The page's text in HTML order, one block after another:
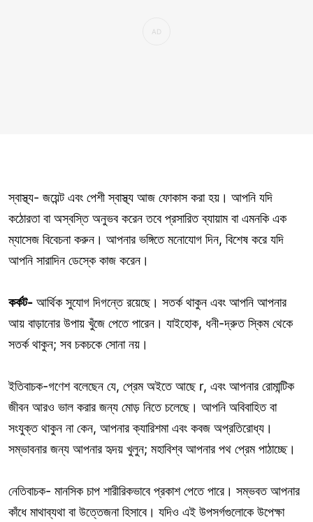
স্বাস্থ্য- জয়েন্ট এবং পেশী স্বাস্থ্য আজ ফোকাস করা হয়। আপনি যদি
কঠোরতা বা অস্বস্তি অনুভব করেন তবে প্রসারিত ব্যায়াম বা এমনকি এক
ম্যাসেজ বিবেচনা করুন। আপনার ভঙ্গিতে মনোযোগ দিন, বিশেষ করে যদি
আপনি সারাদিন ডেস্কে কাজ করেন।
কর্কট- আর্থিক সুযোগ দিগন্তে রয়েছে। সতর্ক থাকুন এবং আপনি আপনার
আয় বাড়ানোর উপায় খুঁজে পেতে পারেন। যাইহোক, ধনী-দ্রুত স্কিম থেকে
সতর্ক থাকুন; সব চকচকে সোনা নয়।
ইতিবাচক-গণেশ বলেছেন যে, প্রেম অইতে আছে r, এবং আপনার রোমান্টিক
জীবন আরও ভাল করার জন্য মোড় নিতে চলেছে। আপনি অবিবাহিত বা
সংযুক্ত থাকুন না কেন, আপনার ক্যারিশমা এবং কবজ অপ্রতিরোধ্য।
সম্ভাবনার জন্য আপনার হৃদয় খুলুন; মহাবিশ্ব আপনার পথ প্রেম পাঠাচ্ছে।
নেতিবাচক- মানসিক চাপ শারীরিকভাবে প্রকাশ পেতে পারে। সম্ভবত আপনার
কাঁধে মাথাব্যথা বা উত্তেজনা হিসাবে। যদিও এই উপসর্গগুলোকে উপেক্ষা